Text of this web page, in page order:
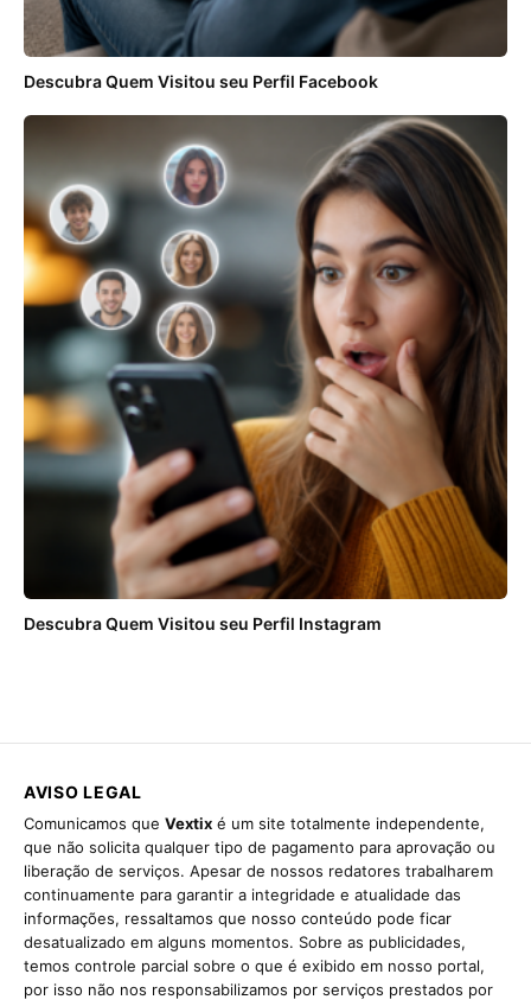
Descubra Quem Visitou seu Perfil Facebook
Descubra Quem Visitou seu Perfil Instagram
AVISO LEGAL
Comunicamos que Vextix é um site totalmente independente,
que não solicita qualquer tipo de pagamento para aprovação ou
liberação de serviços. Apesar de nossos redatores trabalharem
continuamente para garantir a integridade e atualidade das
informações, ressaltamos que nosso conteúdo pode ficar
desatualizado em alguns momentos. Sobre as publicidades,
temos controle parcial sobre o que é exibido em nosso portal,
por isso não nos responsabilizamos por serviços prestados por